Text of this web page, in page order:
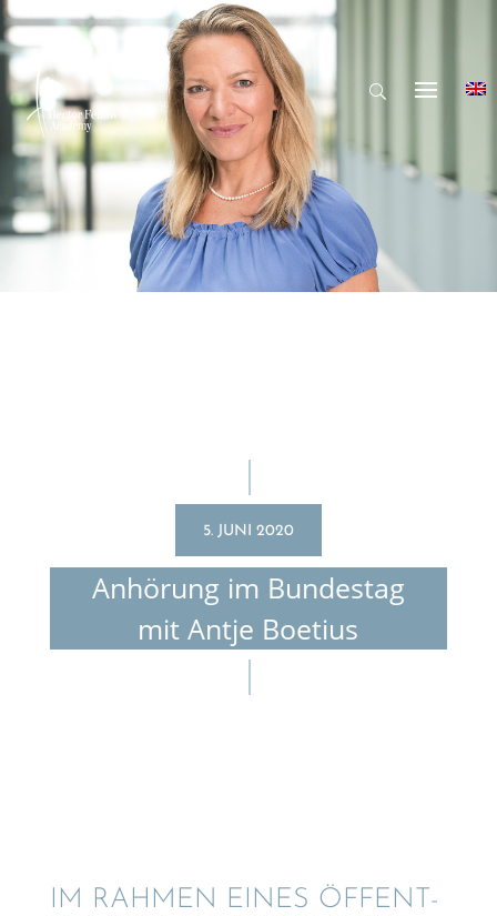
5. JUNI 2020
Anhörung im Bundes­tag
mit Antje Boetius
IM RAHMEN EINES ÖFFENT­